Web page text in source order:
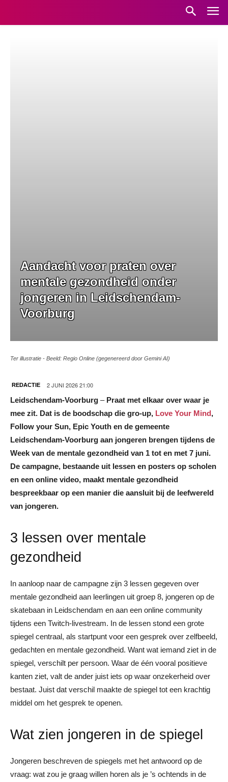
Aandacht voor praten over
mentale gezondheid onder
jongeren in Leidschendam-
Voorburg
Ter illustratie - Beeld: Regio Online (gegenereerd door Gemini AI)
REDACTIE 2 JUNI 2026 21:00
Leidschendam-Voorburg – Praat met elkaar over waar je
mee zit. Dat is de boodschap die gro-up, Love Your Mind,
Follow your Sun, Epic Youth en de gemeente
Leidschendam-Voorburg aan jongeren brengen tijdens de
Week van de mentale gezondheid van 1 tot en met 7 juni.
De campagne, bestaande uit lessen en posters op scholen
en een online video, maakt mentale gezondheid
bespreekbaar op een manier die aansluit bij de leefwereld
van jongeren.
3 lessen over mentale
gezondheid
In aanloop naar de campagne zijn 3 lessen gegeven over
mentale gezondheid aan leerlingen uit groep 8, jongeren op de
skatebaan in Leidschendam en aan een online community
tijdens een Twitch-livestream. In de lessen stond een grote
spiegel centraal, als startpunt voor een gesprek over zelfbeeld,
gedachten en mentale gezondheid. Want wat iemand ziet in de
spiegel, verschilt per persoon. Waar de één vooral positieve
kanten ziet, valt de ander juist iets op waar onzekerheid over
bestaat. Juist dat verschil maakte de spiegel tot een krachtig
middel om het gesprek te openen.
Wat zien jongeren in de spiegel
Jongeren beschreven de spiegels met het antwoord op de
vraag: wat zou je graag willen horen als je ’s ochtends in de